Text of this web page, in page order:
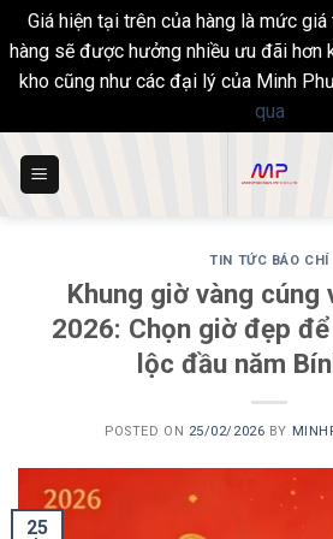
Giá hiện tại trên của hàng là mức giá
hàng sẽ được hưởng nhiều ưu đãi hơn
kho cũng như các đại lý của Minh
qua
TIN TỨC BÁO CHÍ
Khung giờ vàng cúng
2026: Chọn giờ đẹp
lộc đầu năm
POSTED ON 25/02/2026 BY
25